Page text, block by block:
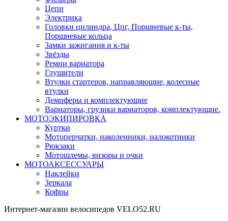
Цепи
Электрика
Головки цилиндра, Цпг, Поршневые к-ты,
Поршневые кольца
Замки зажигания и к-ты
Звёзды
Ремни вариатора
Глушители
Втулки стартеров, направляющие, колесные
втулки
Демпферы и комплектующие
Вариаторы, грузики вариаторов, комплектующие.
МОТОЭКИПИРОВКА
Куртки
Мотоперчатки, наколенники, налокотники
Рюкзаки
Мотошлемы, визоры и очки
МОТОАКСЕССУАРЫ
Наклейки
Зеркала
Кофры
Интернет-магазин велосипедов VELO52.RU